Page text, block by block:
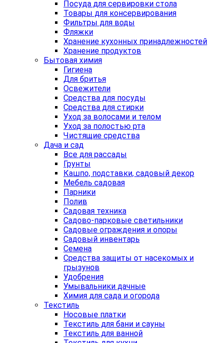
Посуда для сервировки стола
Товары для консервирования
Фильтры для воды
Фляжки
Хранение кухонных принадлежностей
Хранение продуктов
Бытовая химия
Гигиена
Для бритья
Освежители
Средства для посуды
Средства для стирки
Уход за волосами и телом
Уход за полостью рта
Чистящие средства
Дача и сад
Все для рассады
Грунты
Кашпо, подставки, садовый декор
Мебель садовая
Парники
Полив
Садовая техника
Садово-парковые светильники
Садовые ограждения и опоры
Садовый инвентарь
Семена
Средства защиты от насекомых и
грызунов
Удобрения
Умывальники дачные
Химия для сада и огорода
Текстиль
Носовые платки
Текстиль для бани и сауны
Текстиль для ванной